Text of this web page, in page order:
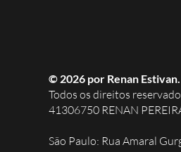
© 2026 por Renan Estivan.
Todos os direitos
41306750 RENAN
São Paulo: Rua Amaral